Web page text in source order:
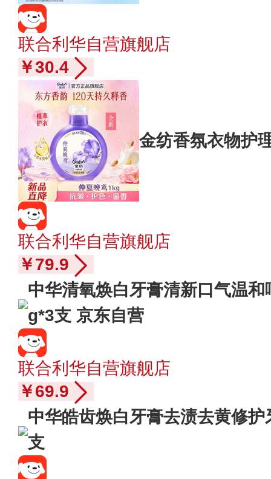
联合利华自营旗舰店
￥30.4
金纺香氛衣物护
联合利华自营旗舰店
￥79.9
中华清氧焕白牙膏清新口气温
g*3支 京东自营
联合利华自营旗舰店
￥69.9
中华皓齿焕白牙膏去渍去黄修
支